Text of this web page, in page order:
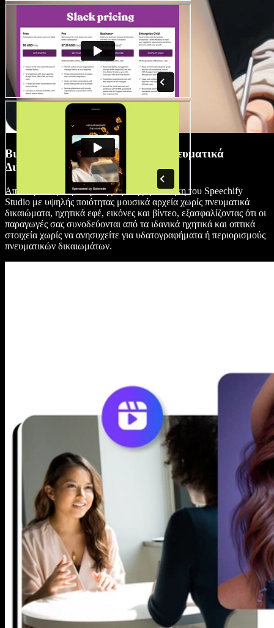
Βιβλιοθήκη Πολυμέσων Χωρίς Πνευματικά
Δικαιώματα
Αποκτήστε πρόσβαση στη μεγάλη βιβλιοθήκη του Speechify
Studio με υψηλής ποιότητας μουσικά αρχεία χωρίς πνευματικά
δικαιώματα, ηχητικά εφέ, εικόνες και βίντεο, εξασφαλίζοντας ότι οι
παραγωγές σας συνοδεύονται από τα ιδανικά ηχητικά και οπτικά
στοιχεία χωρίς να ανησυχείτε για υδατογραφήματα ή περιορισμούς
πνευματικών δικαιωμάτων.